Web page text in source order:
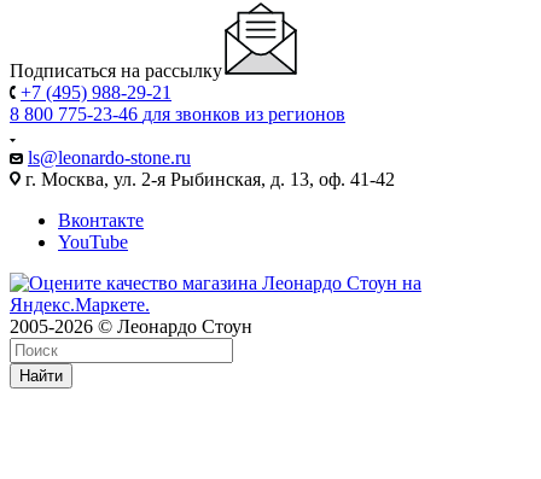
Подписаться на рассылку
+7 (495) 988-29-21
8 800 775-23-46 для звонков из регионов
ls@leonardo-stone.ru
г. Москва, ул. 2-я Рыбинская, д. 13, оф. 41-42
Вконтакте
YouTube
2005-2026 © Леонардо Стоун
Найти